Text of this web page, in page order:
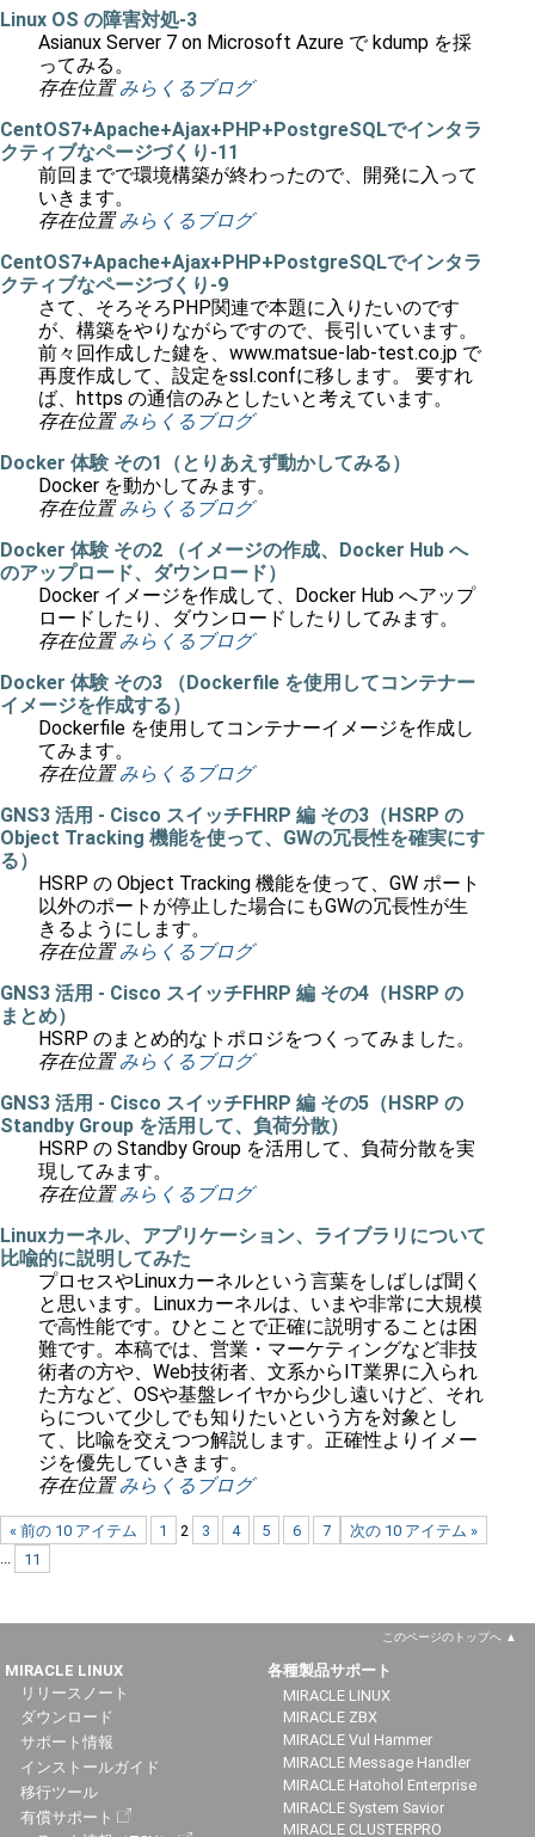
Linux OS の障害対処-3
Asianux Server 7 on Microsoft Azure で kdump を採
ってみる。
存在位置 みらくるブログ
CentOS7+Apache+Ajax+PHP+PostgreSQLでインタラ
クティブなページづくり-11
前回までで環境構築が終わったので、開発に入って
いきます。
存在位置 みらくるブログ
CentOS7+Apache+Ajax+PHP+PostgreSQLでインタラ
クティブなページづくり-9
さて、そろそろPHP関連で本題に入りたいのです
が、構築をやりながらですので、長引いています。
前々回作成した鍵を、www.matsue-lab-test.co.jp で
再度作成して、設定をssl.confに移します。 要すれ
ば、https の通信のみとしたいと考えています。
存在位置 みらくるブログ
Docker 体験 その1（とりあえず動かしてみる）
Docker を動かしてみます。
存在位置 みらくるブログ
Docker 体験 その2 （イメージの作成、Docker Hub へ
のアップロード、ダウンロード）
Docker イメージを作成して、Docker Hub へアップ
ロードしたり、ダウンロードしたりしてみます。
存在位置 みらくるブログ
Docker 体験 その3 （Dockerfile を使用してコンテナー
イメージを作成する）
Dockerfile を使用してコンテナーイメージを作成し
てみます。
存在位置 みらくるブログ
GNS3 活用 - Cisco スイッチFHRP 編 その3（HSRP の
Object Tracking 機能を使って、GWの冗長性を確実にす
る）
HSRP の Object Tracking 機能を使って、GW ポート
以外のポートが停止した場合にもGWの冗長性が生
きるようにします。
存在位置 みらくるブログ
GNS3 活用 - Cisco スイッチFHRP 編 その4（HSRP の
まとめ）
HSRP のまとめ的なトポロジをつくってみました。
存在位置 みらくるブログ
GNS3 活用 - Cisco スイッチFHRP 編 その5（HSRP の
Standby Group を活用して、負荷分散）
HSRP の Standby Group を活用して、負荷分散を実
現してみます。
存在位置 みらくるブログ
Linuxカーネル、アプリケーション、ライブラリについて
比喩的に説明してみた
プロセスやLinuxカーネルという言葉をしばしば聞く
と思います。Linuxカーネルは、いまや非常に大規模
で高性能です。ひとことで正確に説明することは困
難です。本稿では、営業・マーケティングなど非技
術者の方や、Web技術者、文系からIT業界に入られ
た方など、OSや基盤レイヤから少し遠いけど、それ
らについて少しでも知りたいという方を対象とし
て、比喩を交えつつ解説します。正確性よりイメー
ジを優先していきます。
存在位置 みらくるブログ
« 前の 10 アイテム 次の 10 アイテム »
1 2 3 4 5 6
7
...
11
このページのトップへ
MIRACLE LINUX
リリースノート
ダウンロード
サポート情報
インストールガイド
移行ツール
有償サポート
各種製品サポート
MIRACLE LINUX
MIRACLE ZBX
MIRACLE Vul Hammer
MIRACLE Message Handler
MIRACLE Hatohol Enterprise
MIRACLE System Savior
MIRACLE CLUSTERPRO